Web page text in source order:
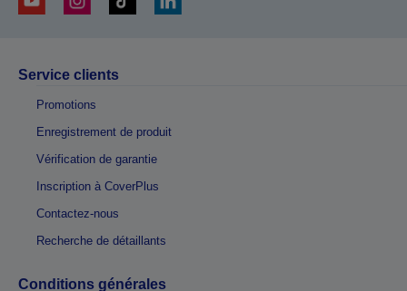
Service clients
Promotions
Enregistrement de produit
Vérification de garantie
Inscription à CoverPlus
Contactez-nous
Recherche de détaillants
Conditions générales